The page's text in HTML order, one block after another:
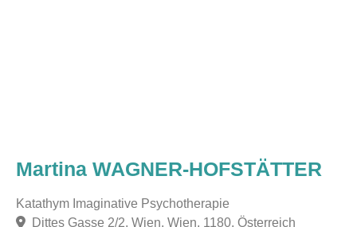
Martina WAGNER-HOFSTÄTTER
Katathym Imaginative Psychotherapie
Dittes Gasse 2/2, Wien, Wien, 1180, Österreich